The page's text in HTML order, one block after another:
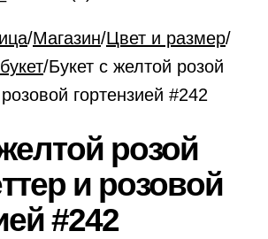
/Магазин/Цвет и размер/
/Букет с желтой розой
гортензией #242
розой
и розовой
#242